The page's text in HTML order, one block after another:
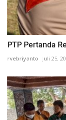
PTP Pertanda
rvebriyanto Juli 25,